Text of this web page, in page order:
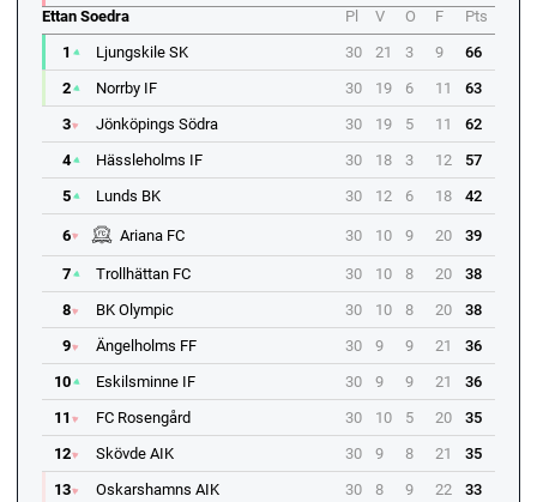
Ettan Soedra
Pl V O F
Pts
1
Ljungskile SK 30 21 3 9
66
2
Norrby IF 30 19 6 11
63
3
Jönköpings Södra 30 19 5 11
62
4
Hässleholms IF 30 18 3 12
57
5
Lunds BK 30 12 6 18 42
6 Ariana FC 30 10 9 20 39
7 Trollhättan FC 30 10 8 20
38
8
BK Olympic 30 10 8 20
38
9
Ängelholms FF 30 9 9 21
36
10
Eskilsminne IF 30 9 9 21
36
11
FC Rosengård 30 10 5 20
35
12
Skövde AIK 30 9 8 21
35
13
Oskarshamns AIK 30 8 9 22
33